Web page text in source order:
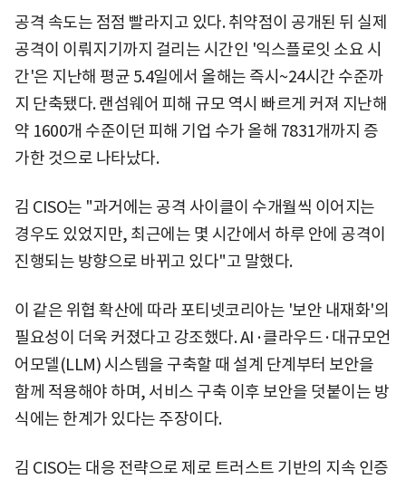
공격 속도는 점점 빨라지고 있다. 취약점이 공개된 뒤 실제
공격이 이뤄지기까지 걸리는 시간인 '익스플로잇 소요 시
간'은 지난해 평균 5.4일에서 올해는 즉시~24시간 수준까
지 단축됐다. 랜섬웨어 피해 규모 역시 빠르게 커져 지난해
약 1600개 수준이던 피해 기업 수가 올해 7831개까지 증
가한 것으로 나타났다.
김 CISO는 "과거에는 공격 사이클이 수개월씩 이어지는
경우도 있었지만, 최근에는 몇 시간에서 하루 안에 공격이
진행되는 방향으로 바뀌고 있다"고 말했다.
이 같은 위협 확산에 따라 포티넷코리아는 '보안 내재화'의
필요성이 더욱 커졌다고 강조했다. AI·클라우드·대규모언
어모델(LLM) 시스템을 구축할 때 설계 단계부터 보안을
함께 적용해야 하며, 서비스 구축 이후 보안을 덧붙이는 방
식에는 한계가 있다는 주장이다.
김 CISO는 대응 전략으로 제로 트러스트 기반의 지속 인증